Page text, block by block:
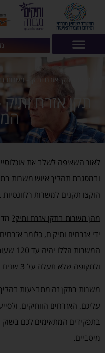
תקן אזרח ותיק – משרות
תקן אזרח
לאור השאיפה לשלב את
ובמסגרת תהליך איוש משרות
הוקצו תקנים למשרות
מהן משרות בתקן אזרח ותיק?
ידי אזרחים ותיקים, כלומר
ולתקופה שלא תעלה על 3 שנים (אלא באישור מיוחד של הנציבות).
משרות בתקן זה מתבצעות
עליכם, האזרחים הוותיקים,
בתפקידים המתאימים לכם בשוק
מיטביים.